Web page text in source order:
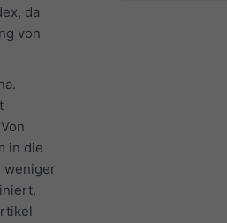
da
von
in die
weniger